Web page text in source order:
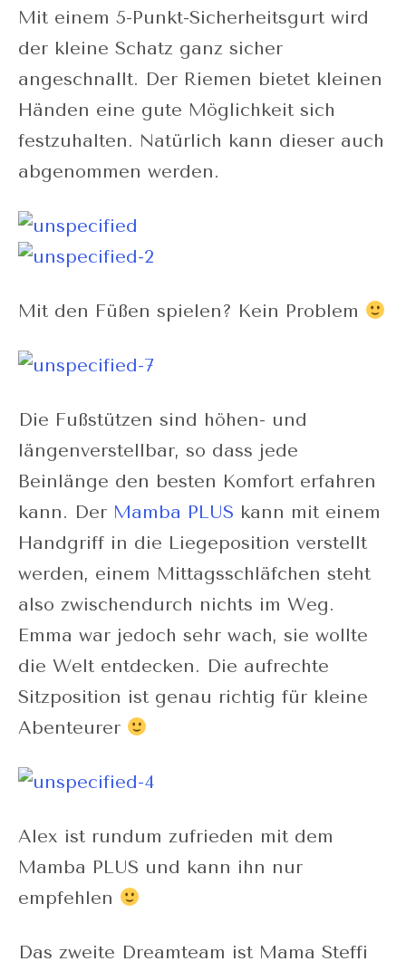
Mit einem 5-Punkt-Sicherheitsgurt wird
der kleine Schatz ganz sicher
angeschnallt. Der Riemen bietet kleinen
Händen eine gute Möglichkeit sich
festzuhalten. Natürlich kann dieser auch
abgenommen werden.
Mit den Füßen spielen? Kein Problem
Die Fußstützen sind höhen- und
längenverstellbar, so dass jede
Beinlänge den besten Komfort erfahren
kann. Der Mamba PLUS kann mit einem
Handgriff in die Liegeposition verstellt
werden, einem Mittagsschläfchen steht
also zwischendurch nichts im Weg.
Emma war jedoch sehr wach, sie wollte
die Welt entdecken. Die aufrechte
Sitzposition ist genau richtig für kleine
Abenteurer
Alex ist rundum zufrieden mit dem
Mamba PLUS und kann ihn nur
empfehlen
Das zweite Dreamteam ist Mama Steffi